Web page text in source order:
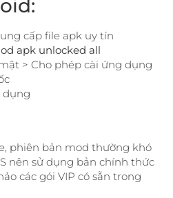
cấp file apk uy tín
apk unlocked all
> Cho phép cài ứng dụng
dụng
phiên bản mod thường khó
nên sử dụng bản chính thức
các gói VIP có sẵn trong